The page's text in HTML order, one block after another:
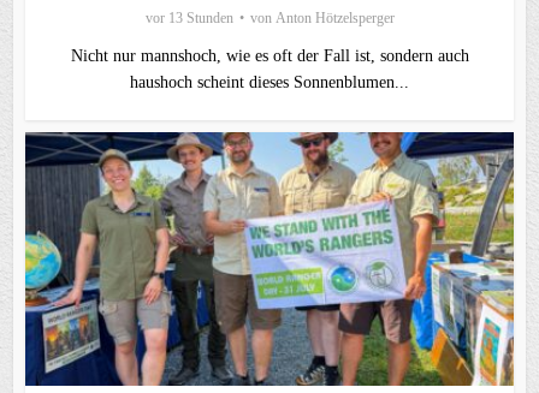
vor 13 Stunden von Anton Hötzelsperger
Nicht nur mannshoch, wie es oft der Fall ist, sondern auch
haushoch scheint dieses Sonnenblumen...